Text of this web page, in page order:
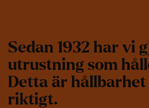
Sedan 1932 har vi g
utrustning som håll
Detta är hållbarhet
riktigt.